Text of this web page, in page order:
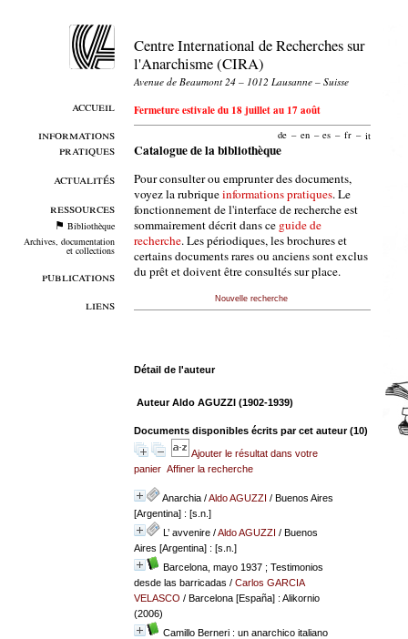
accueil
informations
pratiques
actualités
ressources
Bibliothèque
Archives, documentation
et collections
publications
liens
Centre International de Recherches sur
l'Anarchisme (CIRA)
Avenue de Beaumont 24 – 1012 Lausanne – Suisse
Fermeture estivale du 18 juillet au 17 août
de – en – es – fr – it
Catalogue de la bibliothèque
Pour consulter ou emprunter des documents,
voyez la rubriqueinformations pratiques. Le
fonctionnement de l'interface de recherche est
sommairement décrit dans ce guide de
recherche. Les périodiques, les brochures et
certains documents rares ou anciens sont exclus
du prêt et doivent être consultés sur place.
Nouvelle recherche
Détail de l'auteur
Auteur Aldo AGUZZI (1902-1939)
Documents disponibles écrits par cet auteur (10)
Ajouter le résultat dans votre
panier Affiner la recherche
Anarchia/Aldo AGUZZI / Buenos Aires
[Argentina] : [s.n.]
L’ avvenire/Aldo AGUZZI / Buenos
Aires [Argentina] : [s.n.]
Barcelona, mayo 1937 ; Testimonios
desde las barricadas / Carlos GARCIA
VELASCO / Barcelona [España] : Alikornio
(2006)
Camillo Berneri : un anarchico italiano